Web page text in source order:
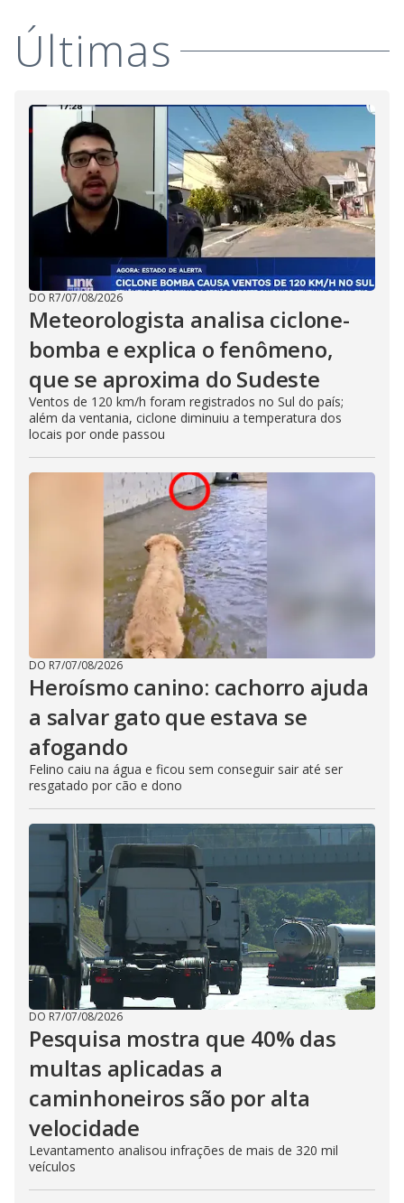
Últimas
DO R7/07/08/2026
Meteorologista analisa ciclone-
bomba e explica o fenômeno,
que se aproxima do Sudeste
Ventos de 120 km/h foram registrados no Sul do país;
além da ventania, ciclone diminuiu a temperatura dos
locais por onde passou
DO R7/07/08/2026
Heroísmo canino: cachorro ajuda
a salvar gato que estava se
afogando
Felino caiu na água e ficou sem conseguir sair até ser
resgatado por cão e dono
DO R7/07/08/2026
Pesquisa mostra que 40% das
multas aplicadas a
caminhoneiros são por alta
velocidade
Levantamento analisou infrações de mais de 320 mil
veículos